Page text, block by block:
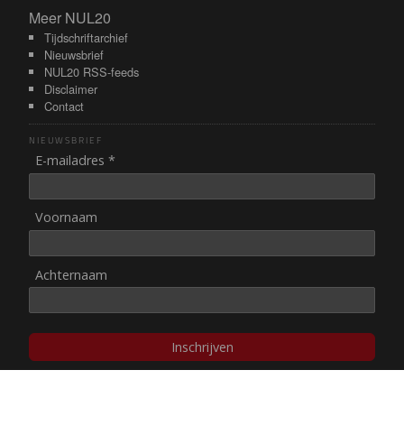
Meer NUL20
Meer NUL20
Tijdschriftarchief
Nieuwsbrief
NUL20 RSS-feeds
Disclaimer
Contact
NIEUWSBRIEF
E-mailadres *
Voornaam
Achternaam
Inschrijven